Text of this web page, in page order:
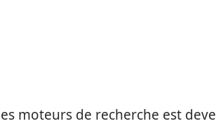
moteurs de recherche est